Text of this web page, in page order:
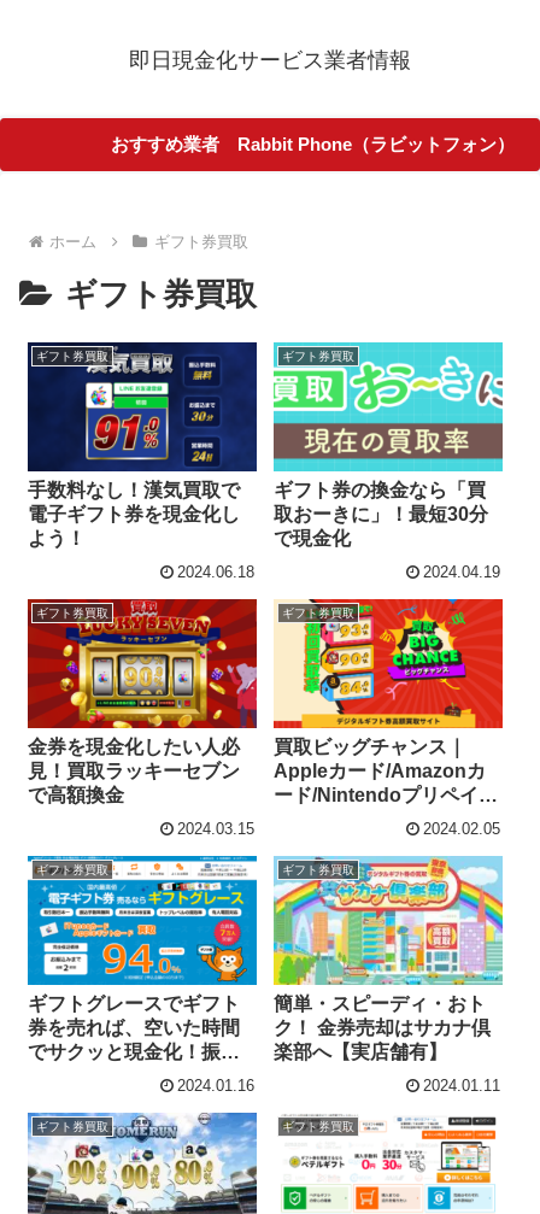
即日現金化サービス業者情報
おすすめ業者 Rabbit Phone（ラビットフォン）
ホーム ギフト券買取
ギフト券買取
ギフト券買取
手数料なし！漢気買取で
電子ギフト券を現金化し
よう！
2024.06.18
ギフト券買取
ギフト券の換金なら「買
取おーきに」！最短30分
で現金化
2024.04.19
ギフト券買取
金券を現金化したい人必
見！買取ラッキーセブン
で高額換金
2024.03.15
ギフト券買取
買取ビッグチャンス｜
Appleカード/Amazonカ
ード/Nintendoプリペイド
カードを高額買取！2024.02.05
ギフト券買取
ギフトグレースでギフト
券を売れば、空いた時間
でサクッと現金化！振込
手数料も無料！
2024.01.16
ギフト券買取
簡単・スピーディ・おト
ク！ 金券売却はサカナ倶
楽部へ【実店舗有】
2024.01.11
ギフト券買取 ギフト券買取